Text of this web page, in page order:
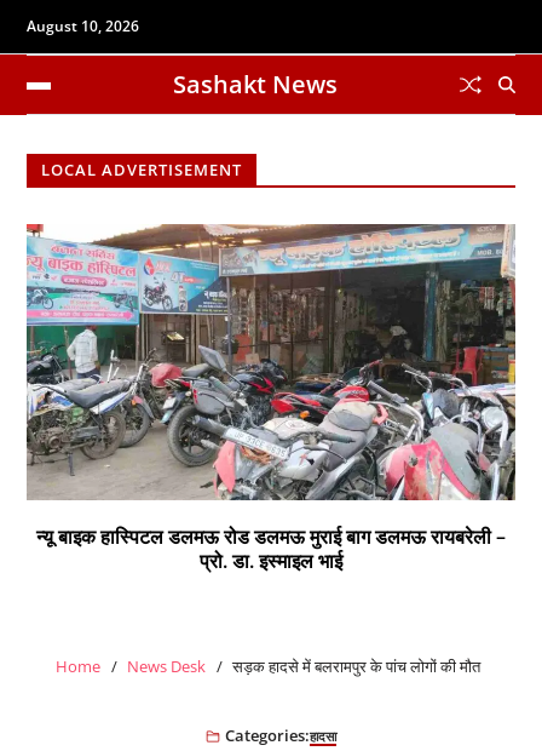
August 10, 2026
Sashakt News
LOCAL ADVERTISEMENT
न्यू बाइक हास्पिटल डलमऊ रोड डलमऊ मुराई बाग डलमऊ रायबरेली –
प्रो. डा. इस्माइल भाई
Home News Desk सड़क हादसे में बलरामपुर के पांच लोगों की मौत
Categories:हादसा